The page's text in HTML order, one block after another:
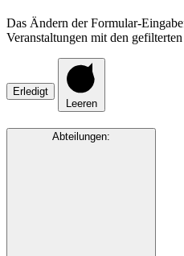
Das Ändern der Formular-
Veranstaltungen mit den
Erledigt
Leeren
Abteilungen: